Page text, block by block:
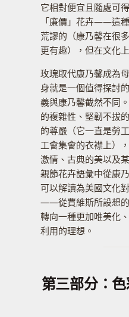
它相對便宜且隨處可
「廉價」花卉——這
荒謬的（康乃馨在很
更有趣），但在文化
玫瑰取代康乃馨成為
身就是一個值得探討
義與康乃馨截然不同
的複雜性、堅韌不拔
的尊嚴（它一直是勞
工會集會的衣襟上）
激情、古典的美以及
親節花卉語彙中從康
可以解讀為美國文化
——從賈維斯所設想的
轉向一種更加唯美化
利用的理想。
第三部分：